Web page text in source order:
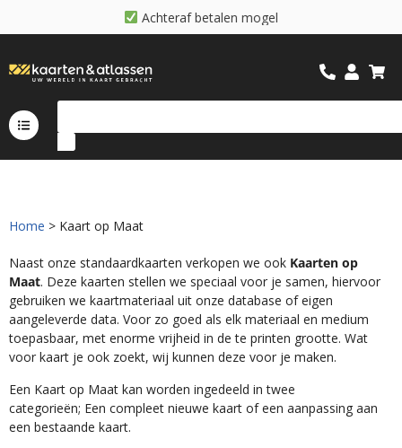
Achteraf betalen mogel
Home > Kaart op Maat
Naast onze standaardkaarten verkopen we ook Kaarten op
Maat. Deze kaarten stellen we speciaal voor je samen, hiervoor
gebruiken we kaartmateriaal uit onze database of eigen
aangeleverde data. Voor zo goed als elk materiaal en medium
toepasbaar, met enorme vrijheid in de te printen grootte. Wat
voor kaart je ook zoekt, wij kunnen deze voor je maken.
Een Kaart op Maat kan worden ingedeeld in twee
categorieën; Een compleet nieuwe kaart of een aanpassing aan
een bestaande kaart.